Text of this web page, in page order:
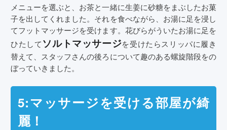
メニューを選ぶと、お茶と一緒に生姜に砂糖をまぶしたお菓
子を出してくれました。それを食べながら、お湯に足を浸し
てフットマッサージを受けます。花びらがういたお湯に足を
ひたしてソルトマッサージを受けたらスリッパに履き
替えて、スタッフさんの後ろについて趣のある螺旋階段をの
ぼっていきました。
5:マッサージを受ける部屋が綺
麗！